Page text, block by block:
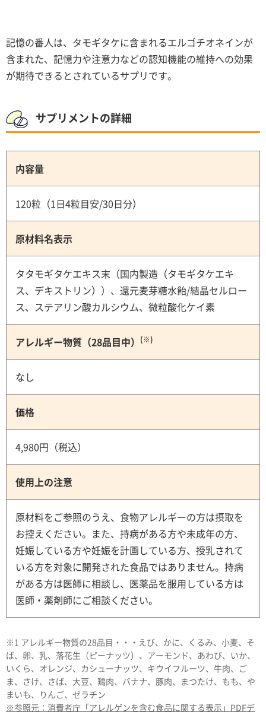
記憶の番人は、タモギタケに含まれるエルゴチオネインが
含まれた、記憶力や注意力などの認知機能の維持への効果
が期待できるとされているサプリです。
サプリメントの詳細
内容量
120粒（1日4粒目安/30日分）
原材料名表示
タタモギタケエキス末（国内製造（タモギタケエキ
ス、デキストリン））、還元麦芽糖水飴/結晶セルロー
ス、ステアリン酸カルシウム、微粒酸化ケイ素
アレルギー物質（28品目中） (※)
なし
価格
4,980円（税込）
使用上の注意
原材料をご参照のうえ、食物アレルギーの方は摂取を
お控えください。また、持病がある方や未成年の方、
妊娠している方や妊娠を計画している方、授乳されて
いる方を対象に開発された食品ではありません。持病
がある方は医師に相談し、医薬品を服用している方は
医師・薬剤師にご相談ください。
※1 アレルギー物質の28品目・・・えび、かに、くるみ、小麦、そ
ば、卵、乳、落花生（ピーナッツ）、アーモンド、あわび、いか、
いくら、オレンジ、カシューナッツ、キウイフルーツ、牛肉、ご
ま、さけ、さば、大豆、鶏肉、バナナ、豚肉、まつたけ、もも、や
まいも、りんご、ゼラチン
※参照元：消費者庁「アレルゲンを含む食品に関する表示」PDFデ